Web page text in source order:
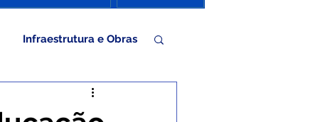
Infraestrutura e Obras